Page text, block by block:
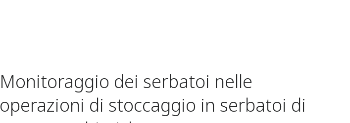
Monitoraggio dei serbatoi nelle
operazioni di stoccaggio in serbatoi di